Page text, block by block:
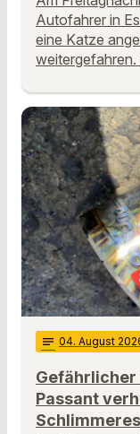
Autofahrer in
eine Katze
notes 04. August
Gefährlicher
Passant
Schlimmeres